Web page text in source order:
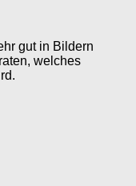
gut in Bildern
welches